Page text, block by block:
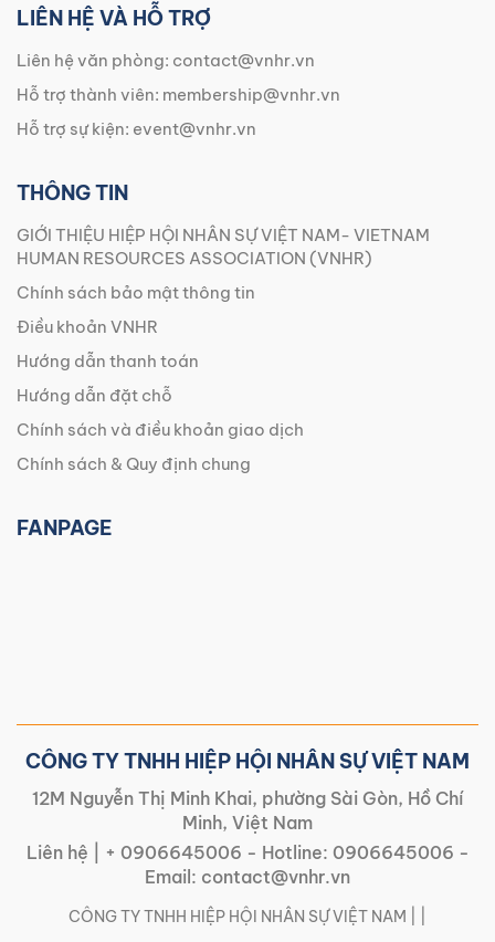
LIÊN HỆ VÀ HỖ TRỢ
Liên hệ văn phòng: contact@vnhr.vn
Hỗ trợ thành viên: membership@vnhr.vn
Hỗ trợ sự kiện: event@vnhr.vn
THÔNG TIN
GIỚI THIỆU HIỆP HỘI NHÂN SỰ VIỆT NAM- VIETNAM
HUMAN RESOURCES ASSOCIATION (VNHR)
Chính sách bảo mật thông tin
Điều khoản VNHR
Hướng dẫn thanh toán
Hướng dẫn đặt chỗ
Chính sách và điều khoản giao dịch
Chính sách & Quy định chung
FANPAGE
CÔNG TY TNHH HIỆP HỘI NHÂN SỰ VIỆT NAM
12M Nguyễn Thị Minh Khai, phường Sài Gòn, Hồ Chí
Minh, Việt Nam
Liên hệ |
+ 0906645006 - Hotline: 0906645006 -
Email: contact@vnhr.vn
CÔNG TY TNHH HIỆP HỘI NHÂN SỰ VIỆT NAM | |